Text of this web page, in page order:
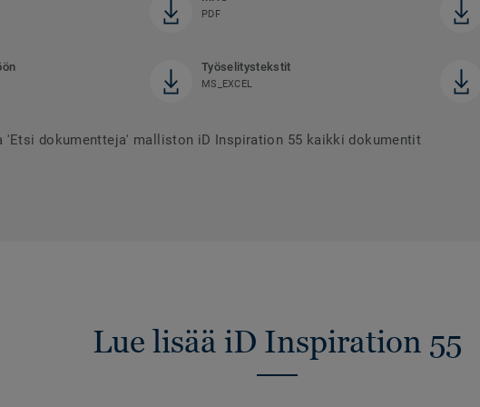
PDF
Työselitystekstit
MS_EXCEL
'Etsi dokumentteja' malliston iD Inspiration 55 kaikki dokumentit
Lue lisää iD Inspiration 55